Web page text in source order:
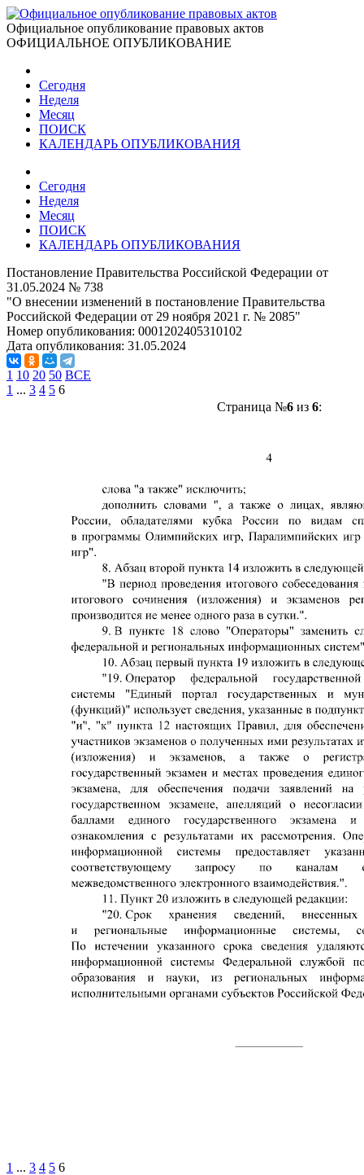
Официальное опубликование правовых актов
ОФИЦИАЛЬНОЕ ОПУБЛИКОВАНИЕ
Сегодня
Неделя
Месяц
ПОИСК
КАЛЕНДАРЬ ОПУБЛИКОВАНИЯ
Сегодня
Неделя
Месяц
ПОИСК
КАЛЕНДАРЬ ОПУБЛИКОВАНИЯ
Постановление Правительства Российской Федерации от
31.05.2024 № 738
"О внесении изменений в постановление Правительства
Российской Федерации от 29 ноября 2021 г. № 2085"
Номер опубликования: 0001202405310102
Дата опубликования: 31.05.2024
1 10 20 50 ВСЕ
1 ... 3 4 5 6
Страница №6из 6:
1 ... 3 4 5 6